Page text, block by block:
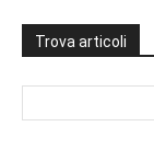
Trova articoli